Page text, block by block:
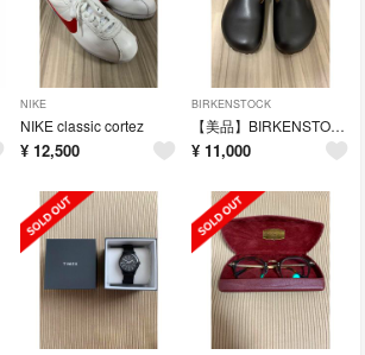
NIKE
NIKE classic cortez
¥ 12,500
BIRKENSTOCK
【美品】BIRKENSTOCK London
¥ 11,000